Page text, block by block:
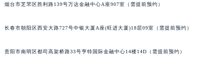
烟台市芝罘区胜利路139号万达金融中心A座907室（需提前预约）
长春市朝阳区西安大路727号中银大厦A座(旺进大厦)18层09室（需提前预约）
贵阳市南明区都司高架桥路33号亨特国际金融中心14楼14D（需提前预约）